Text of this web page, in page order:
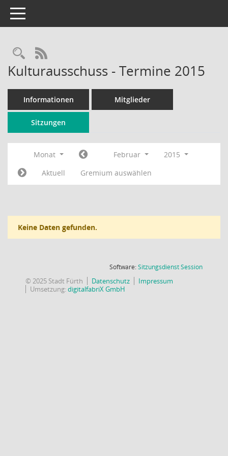
Toggle navigation
Rechercheauswahl
RSS-Feed
Kulturausschuss - Termine 2015
Informationen Mitglieder
Sitzungen
Monat Februar
2015
Aktuell
Gremium auswählen
Keine Daten gefunden.
Software:SitzungsdienstSession(Wird in
© 2025 Stadt Fürth Datenschutz
Impressum
Umsetzung:digitalfabriX GmbH